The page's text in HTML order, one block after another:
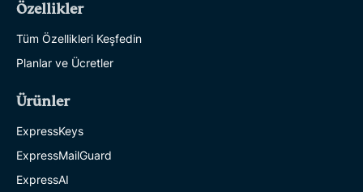
Özellikler
Tüm Özellikleri Keşfedin
Planlar ve Ücretler
Ürünler
ExpressKeys
ExpressMailGuard
ExpressAI